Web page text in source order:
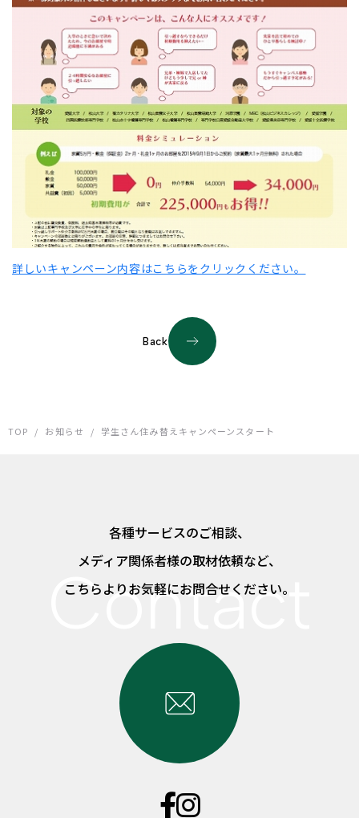
詳しいキャンペーン内容はこちらをクリックください。
Back
TOP / お知らせ / 学生さん住み替えキャンペーンスタート
各種サービスのご相談、
メディア関係者様の取材依頼など、
こちらよりお気軽にお問合せください。